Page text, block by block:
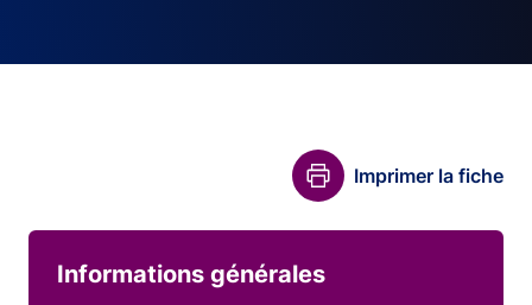
Imprimer la fiche
Informations générales